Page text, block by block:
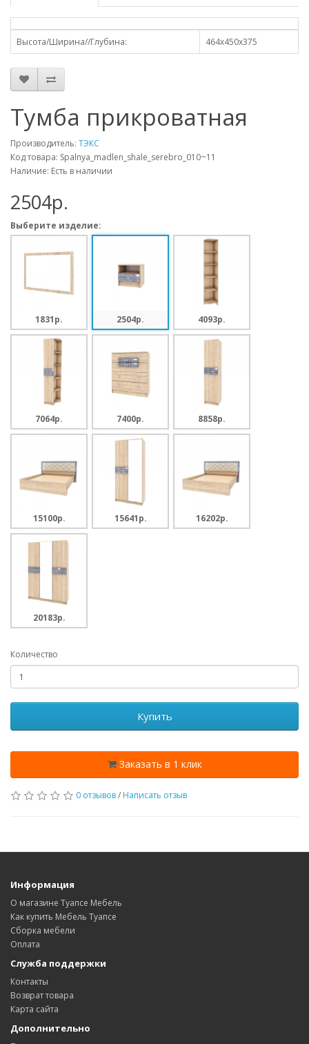
Высота/Ширина//Глубина: 464х450х375
Тумба прикроватная
Производитель: ТЭКС
Код товара: Spalnya_madlen_shale_serebro_010~11
Наличие: Есть в наличии
2504p.
Выберите изделие:
1831p. 2504p. 4093p.
7064p. 7400p. 8858p.
15100p. 15641p. 16202p.
20183p.
Количество
Купить
Заказать в 1 клик
0 отзывов/ Написать отзыв
Информация
О магазине Туапсе Мебель
Как купить Мебель Туапсе
Сборка мебели
Оплата
Служба поддержки
Контакты
Возврат товара
Карта сайта
Дополнительно